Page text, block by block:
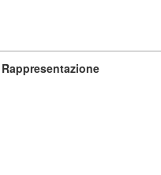
Rappresentazione